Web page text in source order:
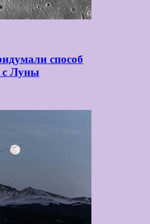
способ
с Луны